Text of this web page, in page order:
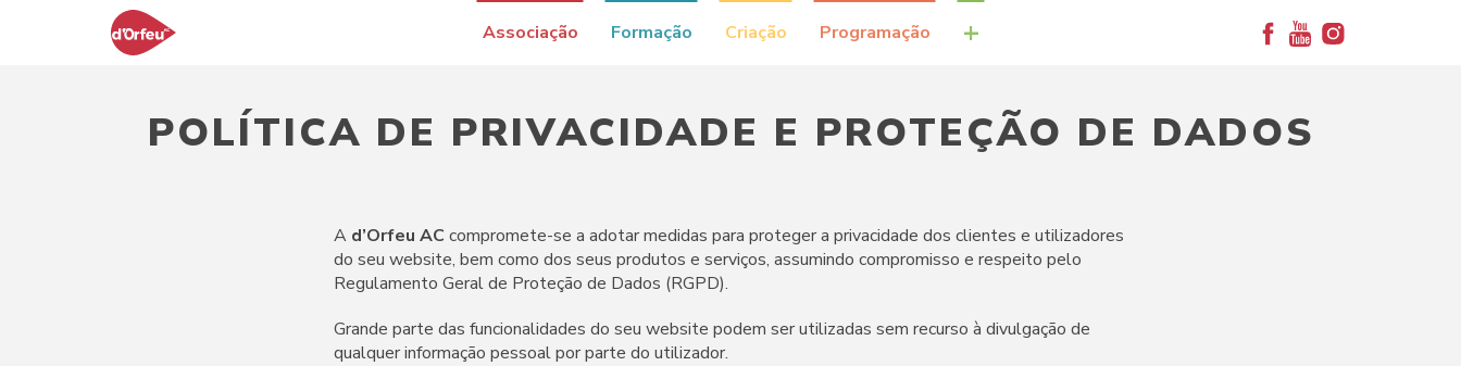
Associação Formação Criação Programação +
POLÍTICA DE PRIVACIDADE E PROTEÇÃO DE DADOS
A d’Orfeu AC compromete-se a adotar medidas para proteger a privacidade dos clientes e utilizadores
do seu website, bem como dos seus produtos e serviços, assumindo compromisso e respeito pelo
Regulamento Geral de Proteção de Dados (RGPD).
Grande parte das funcionalidades do seu website podem ser utilizadas sem recurso à divulgação de
qualquer informação pessoal por parte do utilizador.